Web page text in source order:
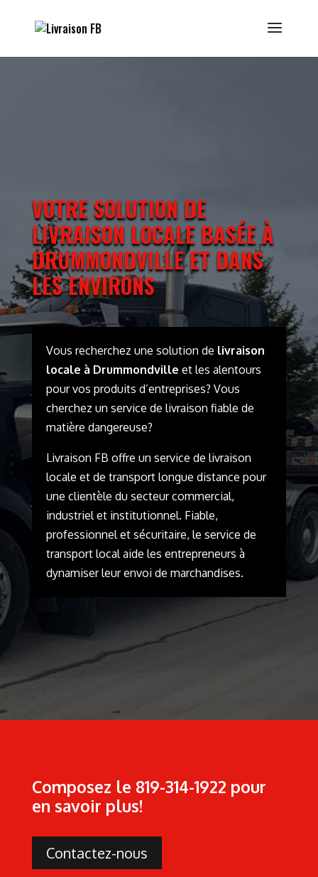
VOTRE SOLUTION DE
LIVRAISON LOCALE BASÉE À
DRUMMONDVILLE ET DANS
LES ENVIRONS
Vous recherchez une solution de livraison
locale à Drummondville et les alentours
pour vos produits d’entreprises? Vous
cherchez un service de livraison fiable de
matière dangereuse?
Livraison FB offre un service de livraison
locale et de transport longue distance pour
une clientèle du secteur commercial,
industriel et institutionnel. Fiable,
professionnel et sécuritaire, le service de
transport local aide les entrepreneurs à
dynamiser leur envoi de marchandises.
Composez le 819-314-1922 pour
en savoir plus!
Contactez-nous